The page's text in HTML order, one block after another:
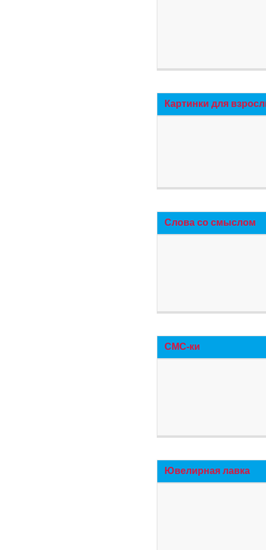
Картинки для
Слова со смыслом
СМС-ки
Ювелирная лавка